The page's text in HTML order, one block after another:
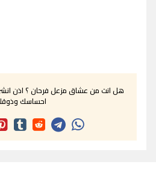
هل انت من عشاق مزعل فرحان ؟ اذن
احساسك